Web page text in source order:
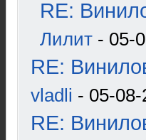
RE:
Лилит - 05-
RE:
vladli - 05-
RE: